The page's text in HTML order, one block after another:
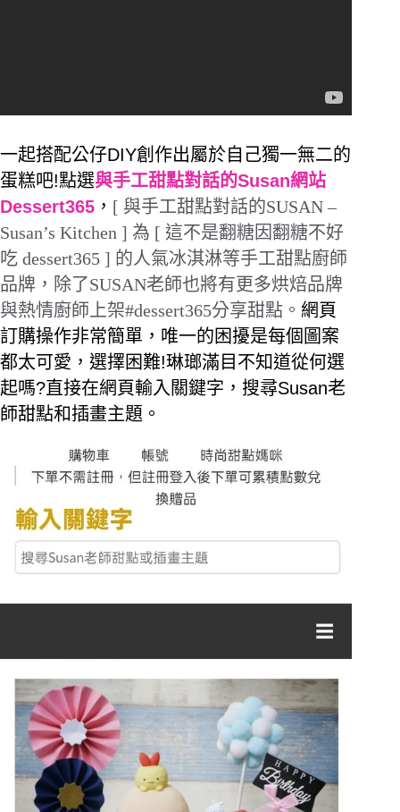
一起搭配公仔DIY創作出屬於自己獨一無二的
蛋糕吧!點選與手工甜點對話的Susan網站
Dessert365 ， [ 與手工甜點對話的SUSAN –
Susan’s Kitchen ] 為 [ 這不是翻糖因翻糖不好
吃 dessert365 ] 的人氣冰淇淋等手工甜點廚師
品牌，除了SUSAN老師也將有更多烘焙品牌
與熱情廚師上架#dessert365分享甜點。 網頁
訂購操作非常簡單，唯一的困擾是每個圖案
都太可愛，選擇困難!琳瑯滿目不知道從何選
起嗎?直接在網頁輸入關鍵字，搜尋Susan老
師甜點和插畫主題。